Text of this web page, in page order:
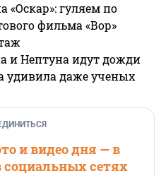
«Оскар»: гуляем по
фильма «Вор»
и Нептуна идут дожди
удивила даже ученых
и видео дня — в
сетях